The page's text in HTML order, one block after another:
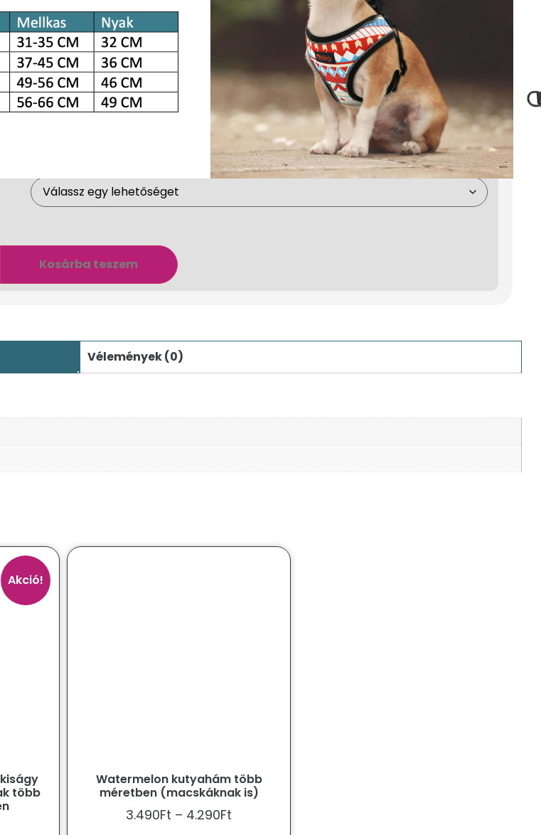
sávval az oldalán.
HOGY RENDELÉS ELŐTT HASONLÍTSÁK ÖSSZE A KISÁLLAT MÉRETEIT A TERMÉK
A TÁBLÁZAT A KÉP ALATTI GALÉRIÁBAN TALÁLHATÓ. A TERMÉKCSERE
Kosárba teszem
Vélemények (0)
Akció!
több
Watermelon kutyahám több
méretben (macskáknak is)
3.490Ft – 4.290Ft